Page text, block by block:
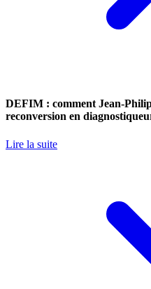
DEFIM : comment Jean-
reconversion en
Lire la suite